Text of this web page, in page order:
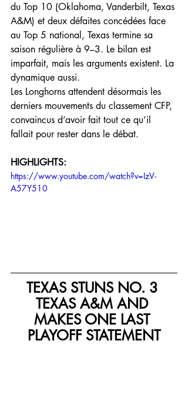
du Top 10 (Oklahoma, Vanderbilt, Texas
A&M) et deux défaites concédées face
au Top 5 national, Texas termine sa
saison régulière à 9–3. Le bilan est
imparfait, mais les arguments existent. La
dynamique aussi.
Les Longhorns attendent désormais les
derniers mouvements du classement CFP,
convaincus d’avoir fait tout ce qu’il
fallait pour rester dans le débat.
HIGHLIGHTS:
https://www.youtube.com/watch?v=IzV-
A57Y510
TEXAS STUNS NO. 3
TEXAS A&M AND
MAKES ONE LAST
PLAYOFF STATEMENT